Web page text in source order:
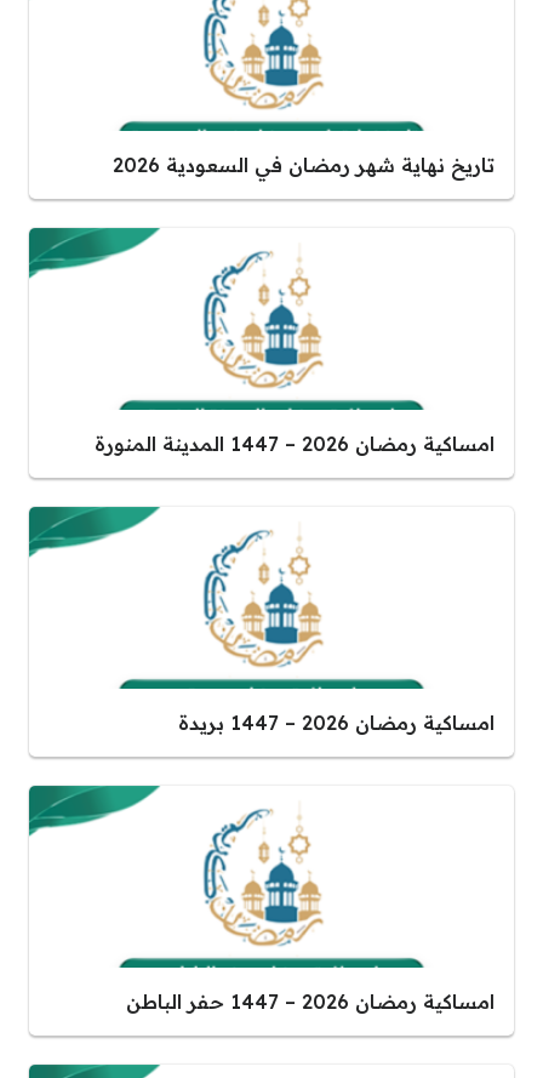
تاريخ نهاية شهر رمضان في السعودية 2026
امساكية رمضان 2026 – 1447 المدينة المنورة
امساكية رمضان 2026 – 1447 بريدة
امساكية رمضان 2026 – 1447 حفر الباطن